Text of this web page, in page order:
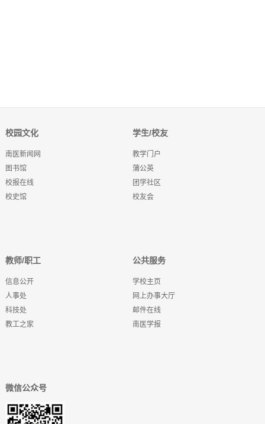
校园文化
南医新闻网
图书馆
校报在线
校史馆
学生/校友
教学门户
蒲公英
团学社区
校友会
教师/职工
信息公开
人事处
科技处
教工之家
公共服务
学校主页
网上办事大厅
邮件在线
南医学报
微信公众号